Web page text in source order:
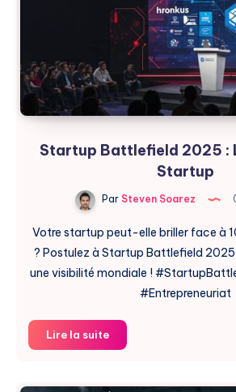
Startup Battlefield 2025 :
Startup
Par Steven Soarez
Votre startup peut-elle briller face à
? Postulez à Startup Battlefield
une visibilité mondiale !
#Entrepreneuriat
Lire la suiteStartup
Battlefield
: